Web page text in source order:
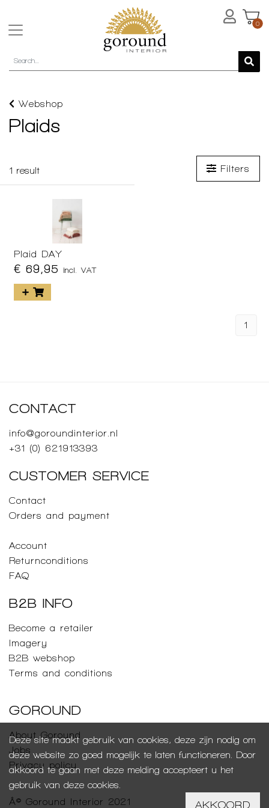
0
Webshop
Plaids
1 result Filters
Plaid DAY
€ 69,95 incl. VAT
1
Deze site maakt gebruik van cookies, deze zijn nodig om
deze website zo goed mogelijk te laten functioneren. Door
akkoord te gaan met deze melding accepteert u het
gebruik van deze cookies.
AKKOORD
CONTACT
info@goroundinterior.nl
+31 (0) 621913393
CUSTOMER SERVICE
Contact
Orders and payment
Account
Returnconditions
FAQ
B2B INFO
Become a retailer
Imagery
B2B webshop
Terms and conditions
GOROUND
About Goround
Jobs
Privacy policy
Â© Goround Interior 2021